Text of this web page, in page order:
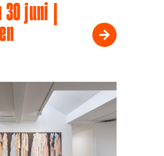
juni |